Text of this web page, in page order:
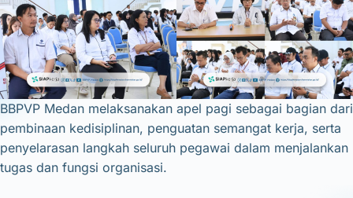
BBPVP Medan melaksanakan apel pagi sebagai bagian dari
pembinaan kedisiplinan, penguatan semangat kerja, serta
penyelarasan langkah seluruh pegawai dalam menjalankan
tugas dan fungsi organisasi.